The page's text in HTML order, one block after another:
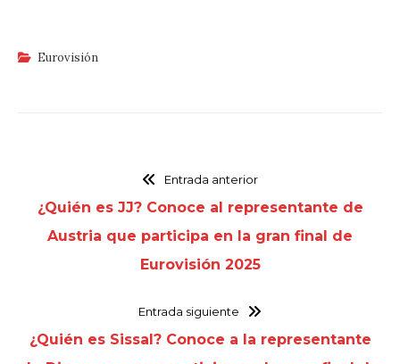
Eurovisión
Entrada anterior
¿Quién es JJ? Conoce al representante de
Austria que participa en la gran final de
Eurovisión 2025
Entrada siguiente
¿Quién es Sissal? Conoce a la representante